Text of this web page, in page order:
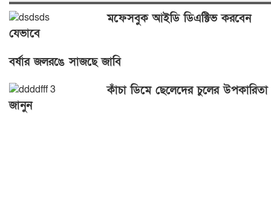
মফেসবুক আইডি ডিএক্টিভ করবেন
যেভাবে
বর্ষার জলরঙে সাজছে জাবি
কাঁচা ডিমে ছেলেদের চুলের উপকারিতা
জানুন